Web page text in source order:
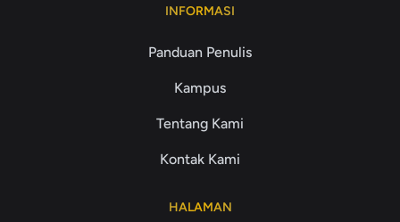
INFORMASI
Panduan Penulis
Kampus
Tentang Kami
Kontak Kami
HALAMAN